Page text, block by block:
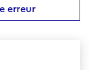
erreur